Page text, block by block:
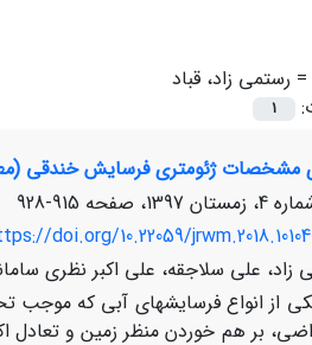
رستمی زاد، قباد
1
ژئومتری فرسایش خندقی
915-928
doi.org/10.22059/
زاد، علی سلاجقه، علی اکبر نظری
از انواع فرسایش­های آبی که موجب
بر هم خوردن منظر زمین و تعادل